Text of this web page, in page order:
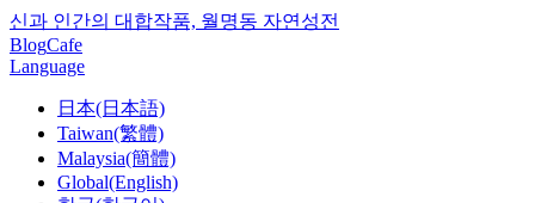
신과 인간의 대합작품, 월명동 자연성전
BlogCafe
Language
日本(日本語)
Taiwan(繁體)
Malaysia(簡體)
Global(English)